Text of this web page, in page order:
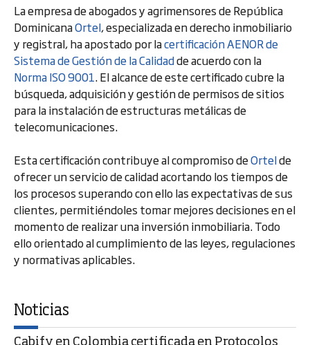
La empresa de abogados y agrimensores de República
DominicanaOrtel, especializada en derecho inmobiliario
y registral, ha apostado por lacertificación AENOR de
Sistema de Gestión de la Calidadde acuerdo con la
Norma ISO 9001. El alcance de este certificado cubre la
búsqueda, adquisición y gestión de permisos de sitios
para la instalación de estructuras metálicas de
telecomunicaciones.
Esta certificación contribuye al compromiso deOrtelde
ofrecer un servicio de calidad acortando los tiempos de
los procesos superando con ello las expectativas de sus
clientes, permitiéndoles tomar mejores decisiones en el
momento de realizar una inversión inmobiliaria. Todo
ello orientado al cumplimiento de las leyes, regulaciones
y normativas aplicables.
Noticias
Cabify en Colombia certificada en Protocolos